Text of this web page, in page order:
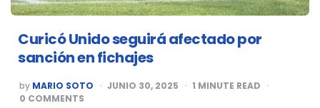
Curicó Unido seguirá afectado por
sanción en fichajes
POSTED
BY
by MARIO SOTO JUNIO 30, 2025 1 MINUTE READ
0 COMMENTS